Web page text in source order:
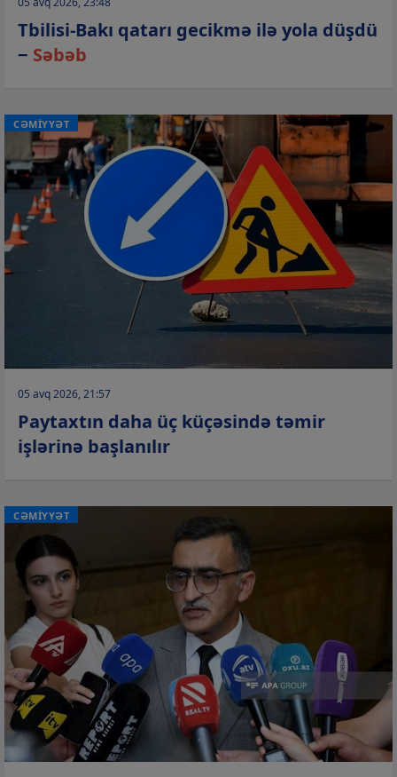
Tbilisi-Bakı qatarı gecikmə ilə yola düşdü
− Səbəb
CƏMİYYƏT
05 avq 2026, 21:57
Paytaxtın daha üç küçəsində təmir
işlərinə başlanılır
CƏMİYYƏT